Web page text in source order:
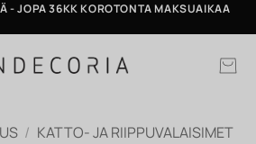
- JOPA 36KK KOROTONTA MAKSUAIKAA
/ KATTO- JA RIIPPUVALAISIMET